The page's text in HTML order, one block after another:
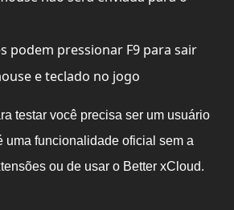
podem pressionar F9 para sair
e teclado no jogo
testar você precisa ser um usuário
uma funcionalidade oficial sem a
ou de usar o Better xCloud.